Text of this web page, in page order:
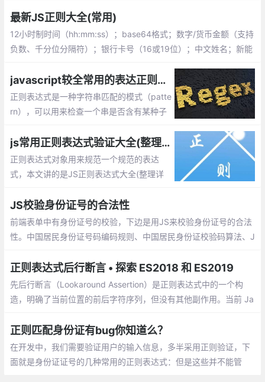
最新JS正则大全(常用)
12小时制时间（hh:mm:ss）；base64格式；数字/货币金额（支持
负数、千分位分隔符）；银行卡号（16或19位）；中文姓名；新能
javascript较全常用的表达正则验证,js中采用test()方法
正则表达式是一种字符串匹配的模式（patte
rn），可以用来检查一个串是否含有某种子
符合某个条件的子串等。本文整理了JS较全
且实用正则表达式。
js常用正则表达式验证大全(整理详细且实用)
正则表达式对象用来规范一个规范的表达
式，本文讲的是JS正则表达式大全(整理详
的需求等等
JS校验身份证号的合法性
前端表单中有身份证号的校验，下边是用JS来校验身份证号的合法
性。中国居民身份证号码编码规则、中国居民身份证校验码算法、J
正则表达式后行断言 • 探索 ES2018 和 ES2019
先后行断言（Lookaround Assertion）是正则表达式中的一个构
造，明确了当前位置的前后字符序列，但没有其他副作用。当前 Ja
当前位置接下来的字符序列
正则匹配身份证有bug你知道么？
在开发中，我们需要验证用户的输入信息，多半采用正则验证，下
面就是身份证证号的几种常用的正则表达式：但是这些并不能管